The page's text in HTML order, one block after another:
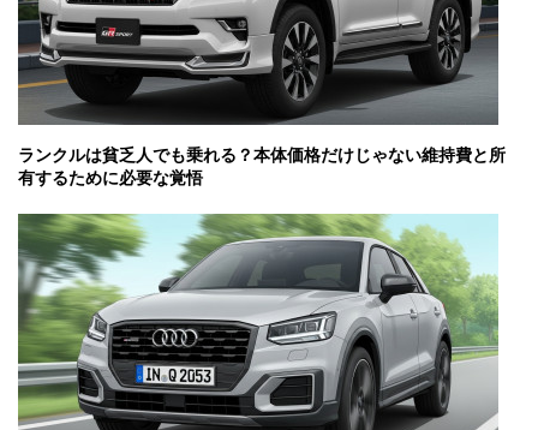
ランクルは貧乏人でも乗れる？本体価格だけじゃない維持費と所
有するために必要な覚悟